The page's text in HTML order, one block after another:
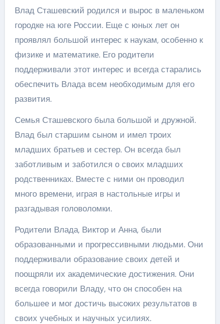
Влад Сташевский родился и вырос в маленьком
городке на юге России. Еще с юных лет он
проявлял большой интерес к наукам, особенно к
физике и математике. Его родители
поддерживали этот интерес и всегда старались
обеспечить Влада всем необходимым для его
развития.
Семья Сташевского была большой и дружной.
Влад был старшим сыном и имел троих
младших братьев и сестер. Он всегда был
заботливым и заботился о своих младших
родственниках. Вместе с ними он проводил
много времени, играя в настольные игры и
разгадывая головоломки.
Родители Влада, Виктор и Анна, были
образованными и прогрессивными людьми. Они
поддерживали образование своих детей и
поощряли их академические достижения. Они
всегда говорили Владу, что он способен на
большее и мог достичь высоких результатов в
своих учебных и научных усилиях.